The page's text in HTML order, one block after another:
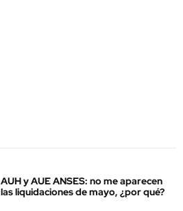
AUH y AUE ANSES: no me aparecen
las liquidaciones de mayo, ¿por qué?